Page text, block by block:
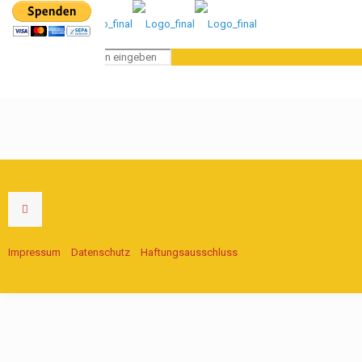
Impressum Datenschutz Haftungsausschluss